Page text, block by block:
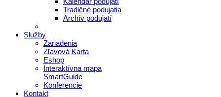
Tradičné podujatia
Archív podujatí
Služby
Zariadenia
Zľavová Karta
Eshop
Interaktívna mapa
SmartGuide
Konferencie
Kontakt